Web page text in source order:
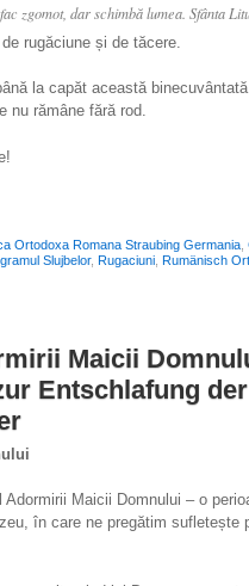
zgomot, dar schimbă lumea. Sfânta
rugăciune și de tăcere.
la capăt această
nu rămâne fără rod.
Ortodoxa Romana Straubing Germania
Slujbelor, Rugaciuni Rumänisch
Maicii
Entschlafung der
Maicii Domnului – o
în care ne pregătim sufletește